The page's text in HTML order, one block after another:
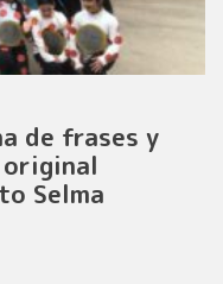
de frases y
Selma